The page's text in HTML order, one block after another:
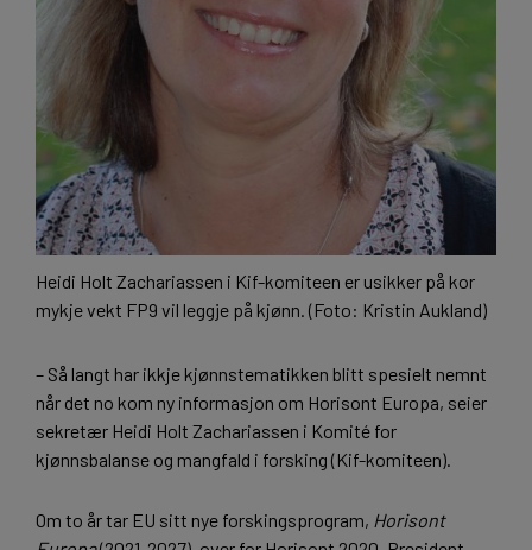
Heidi Holt Zachariassen i Kif-komiteen er usikker på kor
mykje vekt FP9 vil leggje på kjønn. (Foto: Kristin Aukland)
– Så langt har ikkje kjønnstematikken blitt spesielt nemnt
når det no kom ny informasjon om Horisont Europa, seier
sekretær Heidi Holt Zachariassen i Komité for
kjønnsbalanse og mangfald i forsking (Kif-komiteen).
Om to år tar EU sitt nye forskingsprogram, Horisont